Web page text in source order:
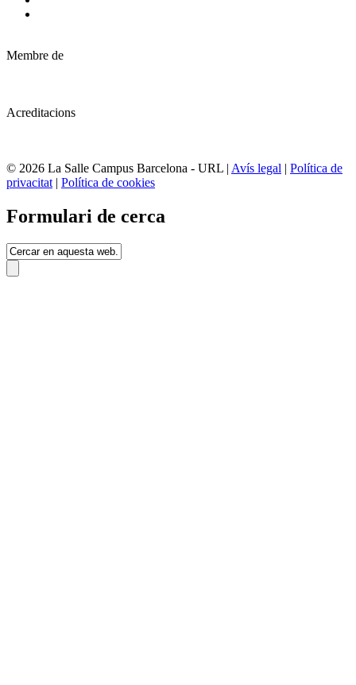
Membre de
Acreditacions
© 2026 La Salle Campus Barcelona - URL | Avís legal | Política de
privacitat| Política de cookies
Formulari de cerca